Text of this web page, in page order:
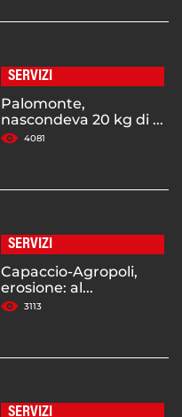
SERVIZI
Palomonte,
nascondeva 20 kg di ...
4081
SERVIZI
Capaccio-Agropoli,
erosione: al...
3113
SERVIZI